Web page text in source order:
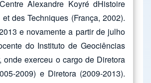
Alexandre Koyré dHistoire
des Techniques (França, 2002).
e novamente a partir de julho
do Instituto de Geociências
onde exerceu o cargo de Diretora
2009) e Diretora (2009-2013).